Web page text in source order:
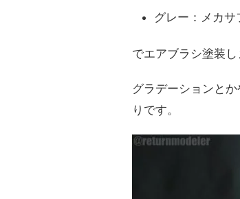
グレー：メカサ
でエアブラシ塗装し
グラデーションと
りです。